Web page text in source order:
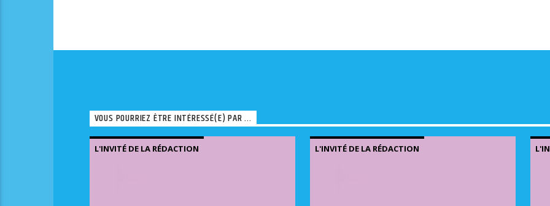
VOUS POURRIEZ ÊTRE INTÉRESSÉ(E) PAR ...
L'INVITÉ DE LA RÉDACTION L'INVITÉ DE LA RÉDACTION